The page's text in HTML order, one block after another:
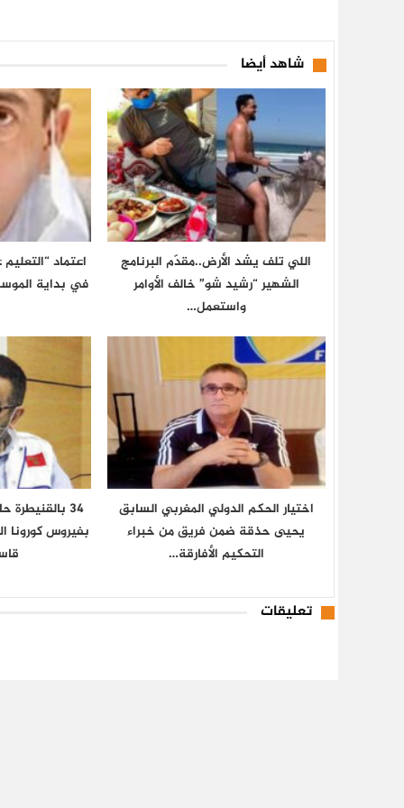
شاهد أيضا
اللي تلف يشد الأرض..مقدّم البرنامج
الشهير “رشيد شو” خالف الأوامر
واستعمل…
اعتماد
في بداية الموسم
اختيار الحكم الدولي المغربي السابق
يحيى حذقة ضمن فريق من خبراء
التحكيم الأفارقة…
34
بفيروس كورونا
تعليقات